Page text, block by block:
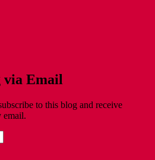
via Email
to this blog and receive
email.